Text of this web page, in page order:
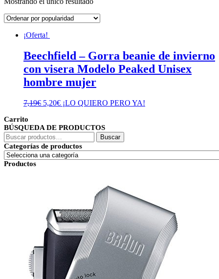
¡Oferta!
Beechfield – Gorra beanie de invierno
con visera Modelo Peaked Unisex
hombre mujer
7,19€ El
era:
7,19€.
5,20€El
es:
5,20€.
¡LO QUIERO PERO YA!
Carrito
BÚSQUEDA DE PRODUCTOS
Buscar
por:
Buscar
Categorías de productos
Productos